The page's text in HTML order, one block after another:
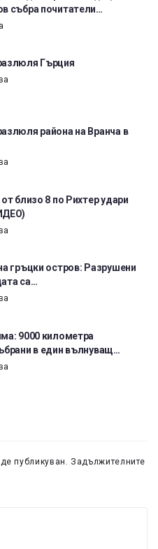
събра почитатели…
Гърция
района на Вранча в
близо 8 по Рихтер удари
гръцки остров: Разрушени
са…
9000 километра
в един вълнуващ…
публикуван. Задължителните